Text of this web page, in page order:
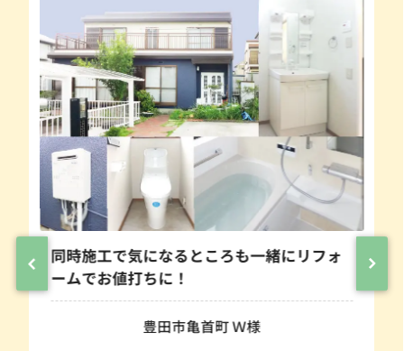
同時施工で気になるところも一緒にリフォ
ームでお値打ちに！
豊田市亀首町 Ｗ様